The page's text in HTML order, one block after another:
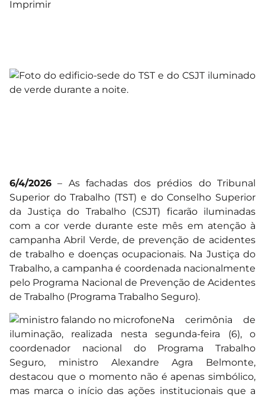
Imprimir
6/4/2026 – As fachadas dos prédios do Tribunal
Superior do Trabalho (TST) e do Conselho Superior
da Justiça do Trabalho (CSJT) ficarão iluminadas
com a cor verde durante este mês em atenção à
campanha Abril Verde, de prevenção de acidentes
de trabalho e doenças ocupacionais. Na Justiça do
Trabalho, a campanha é coordenada nacionalmente
pelo Programa Nacional de Prevenção de Acidentes
de Trabalho (Programa Trabalho Seguro).
Na cerimônia de
iluminação, realizada nesta segunda-feira (6), o
coordenador nacional do Programa Trabalho
Seguro, ministro Alexandre Agra Belmonte,
destacou que o momento não é apenas simbólico,
mas marca o início das ações institucionais que a